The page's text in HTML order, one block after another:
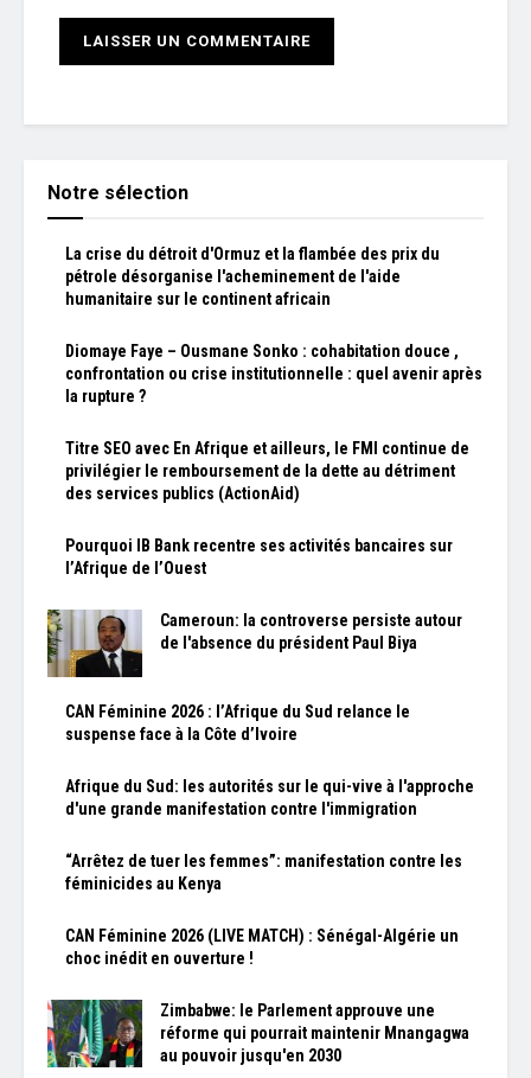
Notre sélection
La crise du détroit d'Ormuz et la flambée des prix du
pétrole désorganise l'acheminement de l'aide
humanitaire sur le continent africain
Diomaye Faye – Ousmane Sonko : cohabitation douce ,
confrontation ou crise institutionnelle : quel avenir après
la rupture ?
Titre SEO avec En Afrique et ailleurs, le FMI continue de
privilégier le remboursement de la dette au détriment
des services publics (ActionAid)
Pourquoi IB Bank recentre ses activités bancaires sur
l’Afrique de l’Ouest
Cameroun: la controverse persiste autour
de l'absence du président Paul Biya
CAN Féminine 2026 : l’Afrique du Sud relance le
suspense face à la Côte d’Ivoire
Afrique du Sud: les autorités sur le qui-vive à l'approche
d'une grande manifestation contre l'immigration
“Arrêtez de tuer les femmes”: manifestation contre les
féminicides au Kenya
CAN Féminine 2026 (LIVE MATCH) : Sénégal-Algérie un
choc inédit en ouverture !
Zimbabwe: le Parlement approuve une
réforme qui pourrait maintenir Mnangagwa
au pouvoir jusqu'en 2030